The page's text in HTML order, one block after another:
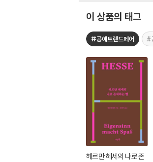
이 상품의 태그
#공예트렌드페어 #
헤르만 헤세의 나로 존